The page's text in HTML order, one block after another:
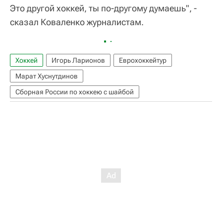
Это другой хоккей, ты по-другому думаешь", -
сказал Коваленко журналистам.
Хоккей Игорь Ларионов
Еврохоккейтур
Марат Хуснутдинов
Сборная России по хоккею с шайбой